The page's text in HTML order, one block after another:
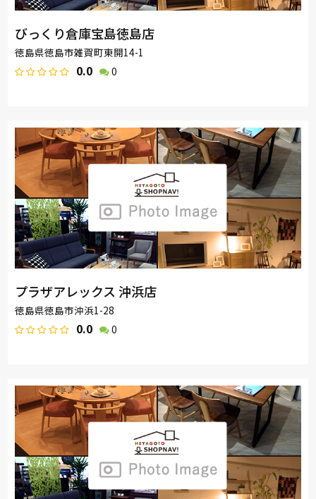
びっくり倉庫宝島徳島店
徳島県徳島市雑賀町東開14-1
0.0 0
プラザアレックス 沖浜店
徳島県徳島市沖浜1-28
0.0 0